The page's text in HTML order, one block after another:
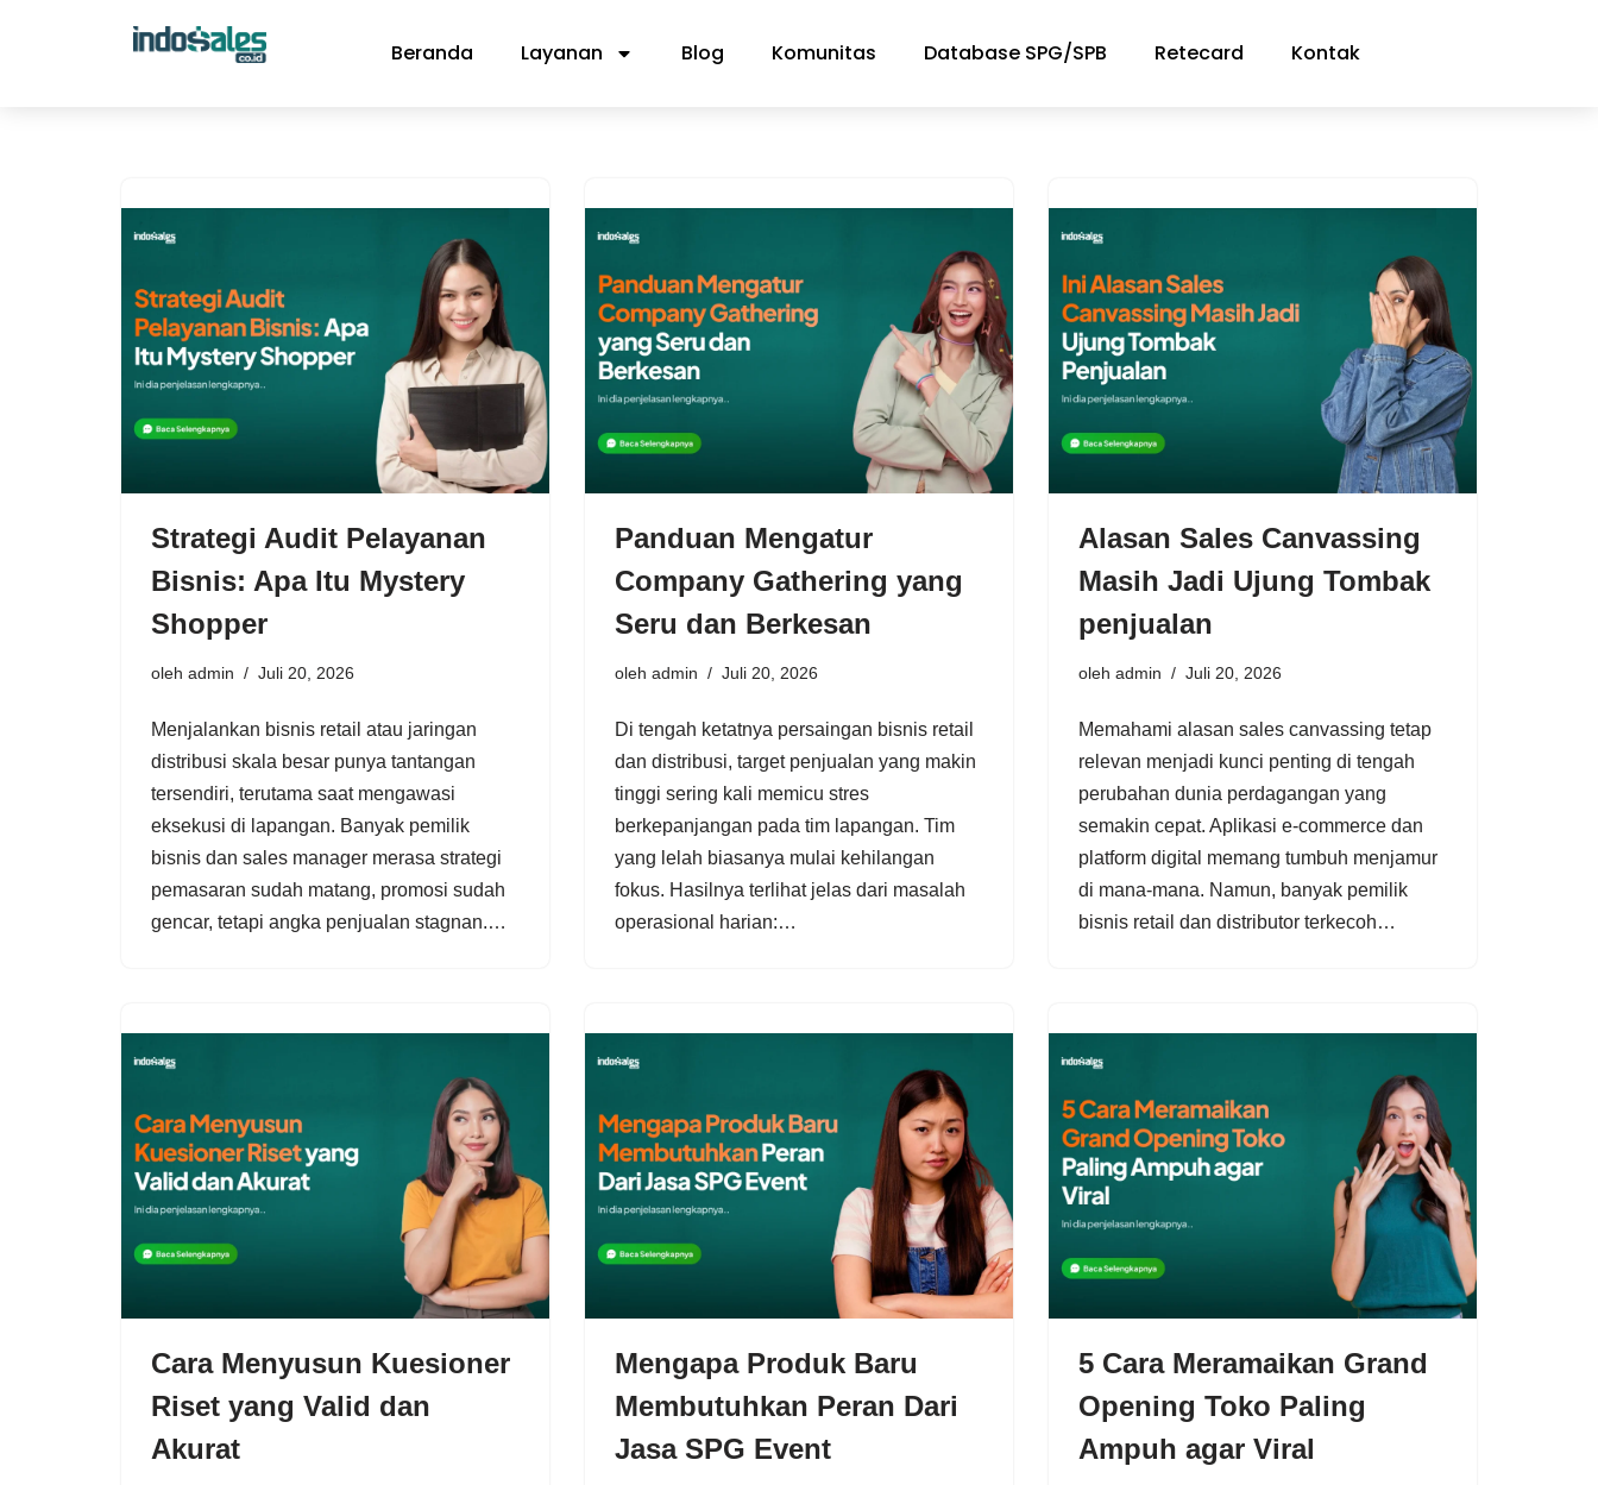
Beranda Layanan Blog Komunitas Database SPG/SPB Retecard Kontak
Strategi Audit Pelayanan
Bisnis: Apa Itu Mystery
Shopper
oleh admin Juli 20, 2026
Menjalankan bisnis retail atau jaringan
distribusi skala besar punya tantangan
tersendiri, terutama saat mengawasi
eksekusi di lapangan. Banyak pemilik
bisnis dan sales manager merasa strategi
pemasaran sudah matang, promosi sudah
gencar, tetapi angka penjualan stagnan.…
Panduan Mengatur
Company Gathering yang
Seru dan Berkesan
oleh admin Juli 20, 2026
Di tengah ketatnya persaingan bisnis retail
dan distribusi, target penjualan yang makin
tinggi sering kali memicu stres
berkepanjangan pada tim lapangan. Tim
yang lelah biasanya mulai kehilangan
fokus. Hasilnya terlihat jelas dari masalah
operasional harian:…
Alasan Sales Canvassing
Masih Jadi Ujung Tombak
penjualan
oleh admin Juli 20, 2026
Memahami alasan sales canvassing tetap
relevan menjadi kunci penting di tengah
perubahan dunia perdagangan yang
semakin cepat. Aplikasi e-commerce dan
platform digital memang tumbuh menjamur
di mana-mana. Namun, banyak pemilik
bisnis retail dan distributor terkecoh…
Cara Menyusun Kuesioner
Riset yang Valid dan
Akurat
Mengapa Produk Baru
Membutuhkan Peran Dari
Jasa SPG Event
5 Cara Meramaikan Grand
Opening Toko Paling
Ampuh agar Viral